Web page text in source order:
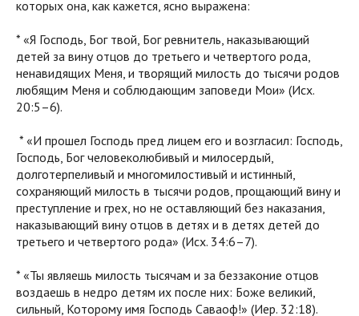
которых она, как кажется, ясно выражена:
* «Я Господь, Бог твой, Бог ревнитель, наказывающий
детей за вину отцов до третьего и четвертого рода,
ненавидящих Меня, и творящий милость до тысячи родов
любящим Меня и соблюдающим заповеди Мои» (Исх.
20:5–6).
* «И прошел Господь пред лицем его и возгласил: Господь,
Господь, Бог человеколюбивый и милосердый,
долготерпеливый и многомилостивый и истинный,
сохраняющий милость в тысячи родов, прощающий вину и
преступление и грех, но не оставляющий без наказания,
наказывающий вину отцов в детях и в детях детей до
третьего и четвертого рода» (Исх. 34:6–7).
* «Ты являешь милость тысячам и за беззаконие отцов
воздаешь в недро детям их после них: Боже великий,
сильный, Которому имя Господь Саваоф!» (Иер. 32:18).